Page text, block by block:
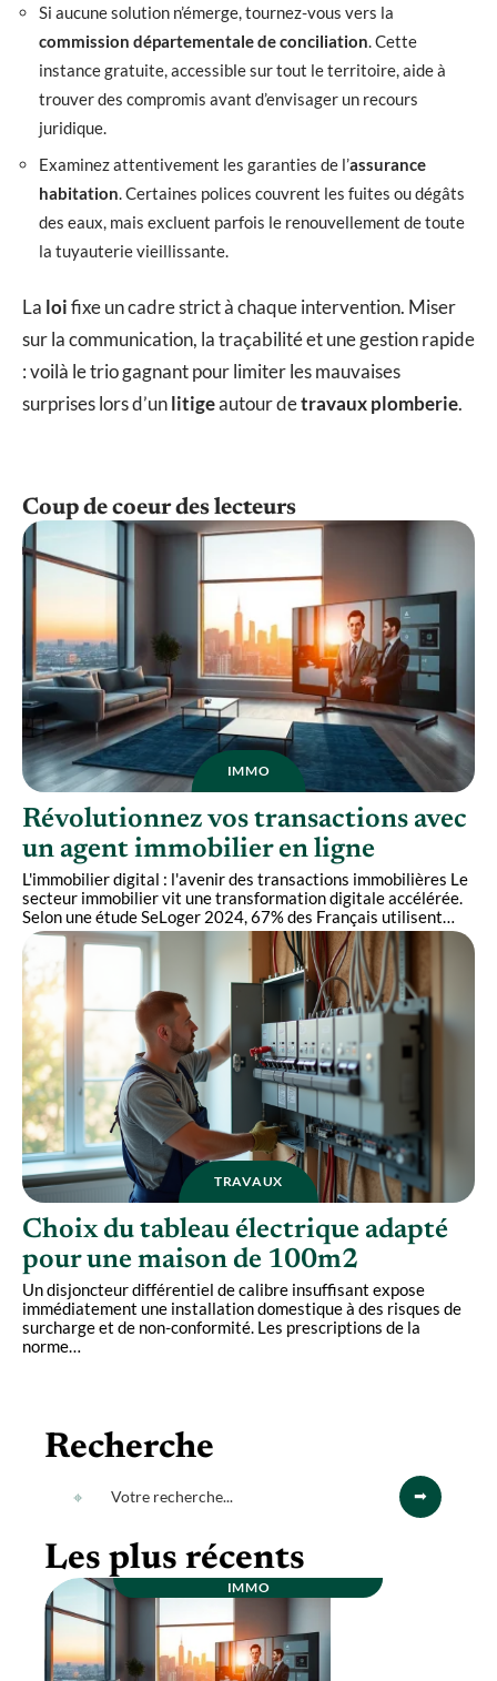
Si aucune solution n’émerge, tournez-vous vers la
commission départementale de conciliation. Cette
instance gratuite, accessible sur tout le territoire, aide à
trouver des compromis avant d’envisager un recours
juridique.
Examinez attentivement les garanties de l’assurance
habitation. Certaines polices couvrent les fuites ou dégâts
des eaux, mais excluent parfois le renouvellement de toute
la tuyauterie vieillissante.
La loifixe un cadre strict à chaque intervention. Miser
sur la communication, la traçabilité et une gestion rapide
: voilà le trio gagnant pour limiter les mauvaises
surprises lors d’unlitigeautour detravaux plomberie.
Coup de coeur des lecteurs
IMMO
Révolutionnez vos transactions avec
un agent immobilier en ligne
L'immobilier digital : l'avenir des transactions immobilières Le
secteur immobilier vit une transformation digitale accélérée.
Selon une étude SeLoger 2024, 67% des Français utilisent…
TRAVAUX
Choix du tableau électrique adapté
pour une maison de 100m2
Un disjoncteur différentiel de calibre insuffisant expose
immédiatement une installation domestique à des risques de
surcharge et de non-conformité. Les prescriptions de la
norme
Recherche
Les plus récents
IMMO